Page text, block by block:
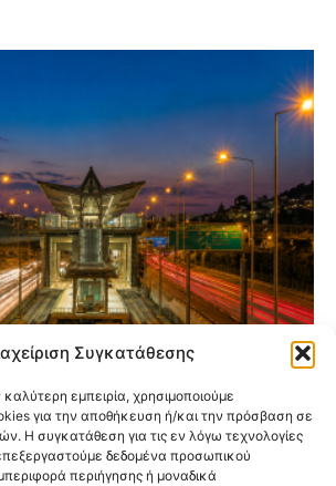
Συγκατάθεσης
εμπειρία, χρησιμοποιούμε
για την αποθήκευση ή/και την πρόσβαση σε
Η συγκατάθεση για τις εν λόγω τεχνολογίες
δεδομένα προσωπικού
περιήγησης ή μοναδικά
5 σταθμοί
Οι αλλαγές που έρχονται για